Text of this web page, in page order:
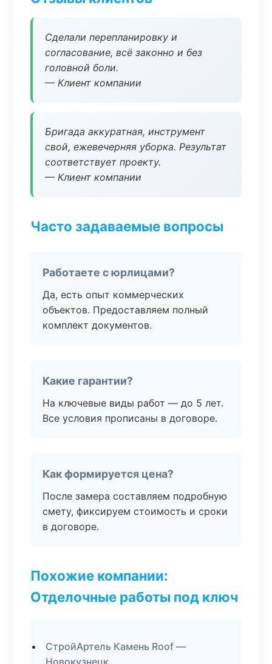
Сделали перепланировку и
согласование, всё законно и без
головной боли.
— Клиент компании
Бригада аккуратная, инструмент
свой, ежевечерняя уборка. Результат
соответствует проекту.
— Клиент компании
Часто задаваемые вопросы
Работаете с юрлицами?
Да, есть опыт коммерческих
объектов. Предоставляем полный
комплект документов.
Какие гарантии?
На ключевые виды работ — до 5 лет.
Все условия прописаны в договоре.
Как формируется цена?
После замера составляем подробную
смету, фиксируем стоимость и сроки
в договоре.
Похожие компании:
Отделочные работы под ключ
СтройАртель Камень Roof —
Новокузнецк